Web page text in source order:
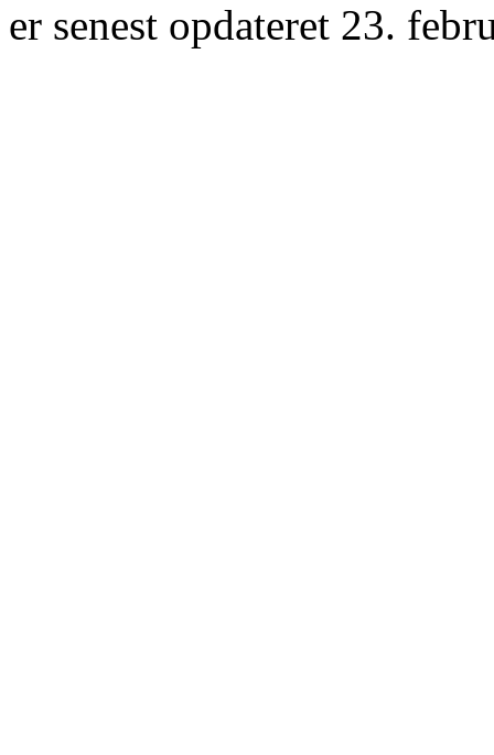
er senest opdateret 23.